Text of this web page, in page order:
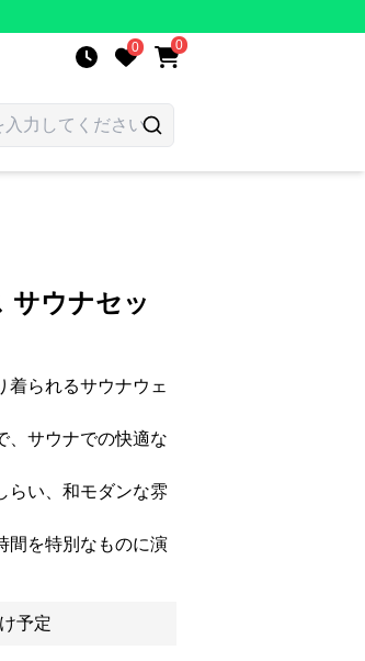
0 0
サウナセッ
着られるサウナウェ
、サウナでの快適な
らい、和モダンな雰
間を特別なものに演
予定